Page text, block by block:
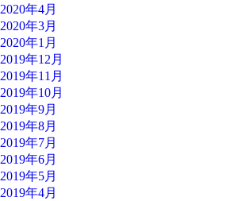
2020年4月
2020年3月
2020年1月
2019年12月
2019年11月
2019年10月
2019年9月
2019年8月
2019年7月
2019年6月
2019年5月
2019年4月